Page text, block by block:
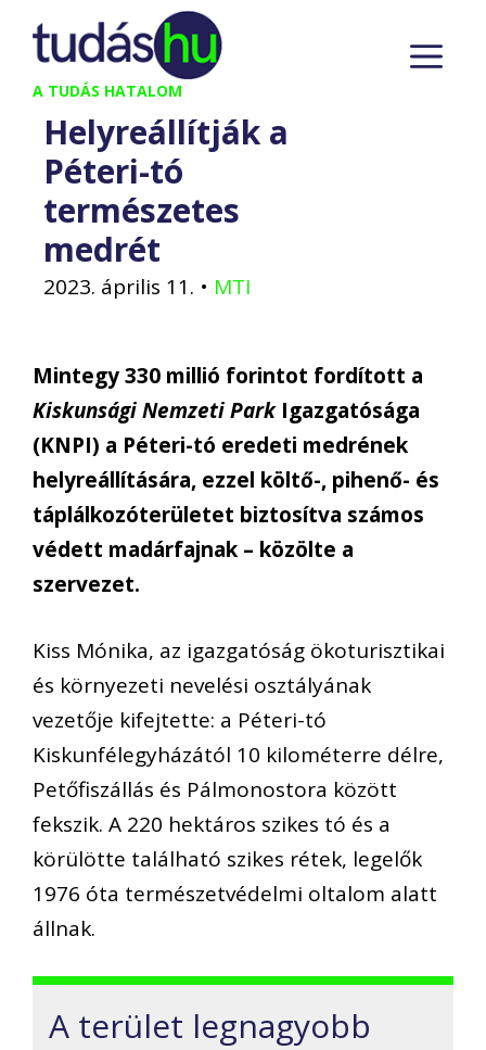
Kilépés
tartalomba
A TUDÁS HATALOM
Helyreállítják a
Péteri-tó
természetes
medrét
2023. április 11. • MTI
Mintegy 330 millió forintot fordított a
Kiskunsági Nemzeti ParkIgazgatósága
(KNPI) a Péteri-tó eredeti medrének
helyreállítására, ezzel költő-, pihenő- és
táplálkozóterületet biztosítva számos
védett madárfajnak – közölte a
szervezet.
Kiss Mónika, az igazgatóság ökoturisztikai
és környezeti nevelési osztályának
vezetője kifejtette: a Péteri-tó
Kiskunfélegyházától 10 kilométerre délre,
Petőfiszállás és Pálmonostora között
fekszik. A 220 hektáros szikes tó és a
körülötte található szikes rétek, legelők
1976 óta természetvédelmi oltalom alatt
állnak.
A terület legnagyobb